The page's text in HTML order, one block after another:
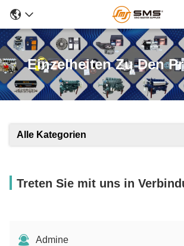
Einzelheiten Zu Den
Alle Kategorien
Treten Sie mit uns in
Admine